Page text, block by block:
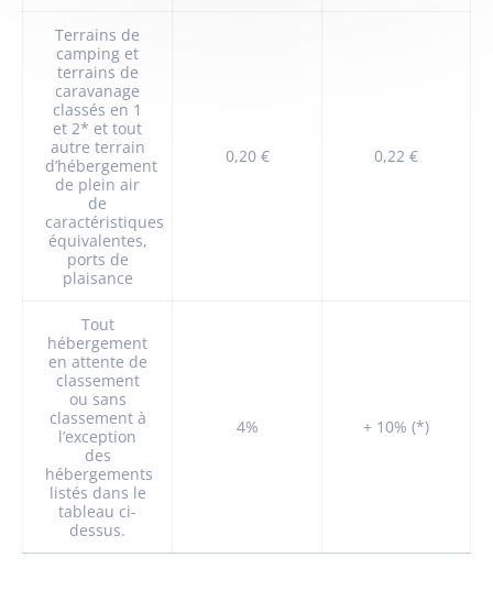
Terrains de
camping et
terrains de
caravanage
classés en 1
et 2* et tout
autre terrain
d’hébergement
de plein air
de
caractéristiques
équivalentes,
ports de
plaisance
0,20 € 0,22 €
Tout
hébergement
en attente de
classement
ou sans
classement à
l’exception
des
hébergements
listés dans le
tableau ci-
dessus.
4% + 10% (*)